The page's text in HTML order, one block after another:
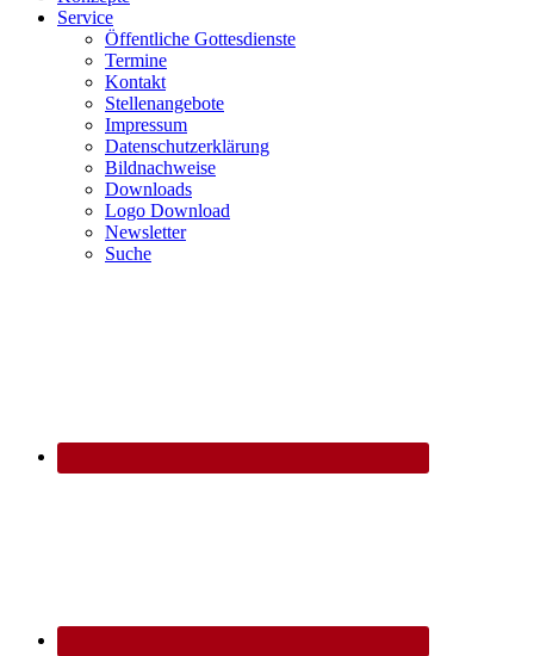
Service
Öffentliche Gottesdienste
Termine
Kontakt
Stellenangebote
Impressum
Datenschutzerklärung
Bildnachweise
Downloads
Logo Download
Newsletter
Suche